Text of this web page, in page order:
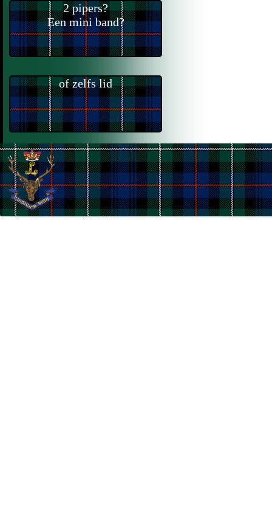
2 pipers?
Een mini band?
of zelfs lid